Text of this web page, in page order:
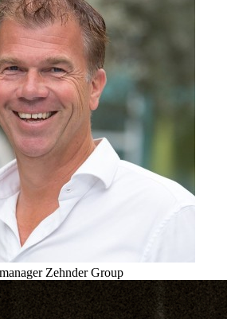
Zehnder Group